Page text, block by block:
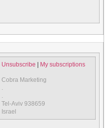
Unsubscribe My subscriptions
Cobra Marketing
.
.
Tel-Aviv 938659
Israel